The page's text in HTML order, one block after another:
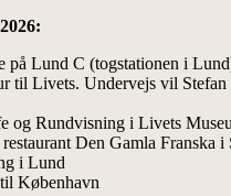
på Lund C (togstationen i
til Livets. Undervejs vil
og Rundvisning i Livets
Den Gamla Franska i
i Lund
København